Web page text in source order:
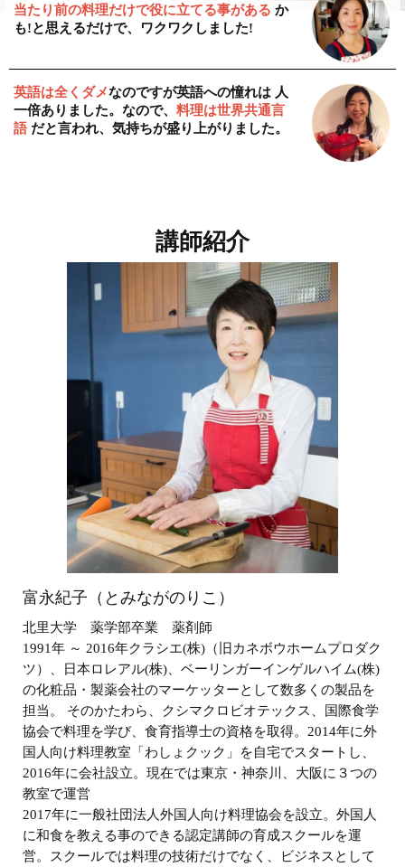
当たり前の料理だけで役に立てる事がある か
も!と思えるだけで、ワクワクしました!
英語は全くダメなのですが英語への憧れは 人
一倍ありました。なので、 料理は世界共通言
語だと言われ、気持ちが盛り上がりました。
講師紹介
富永紀子（とみながのりこ）
北里大学 薬学部卒業 薬剤師
1991年 ～ 2016年クラシエ(株)（旧カネボウホームプロダク
ツ）、日本ロレアル(株)、ベーリンガーインゲルハイム(株)
の化粧品・製薬会社のマーケッターとして数多くの製品を
担当。 そのかたわら、クシマクロビオテックス、国際食学
協会で料理を学び、食育指導士の資格を取得。2014年に外
国人向け料理教室「わしょクック」を自宅でスタートし、
2016年に会社設立。現在では東京・神奈川、大阪に３つの
教室で運営
2017年に一般社団法人外国人向け料理協会を設立。外国人
に和食を教える事のできる認定講師の育成スクールを運
営。スクールでは料理の技術だけでなく、ビジネスとして